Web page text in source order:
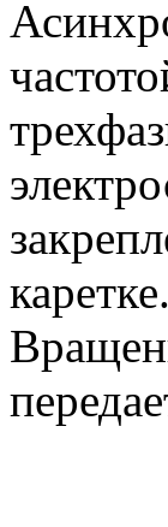
каретке.